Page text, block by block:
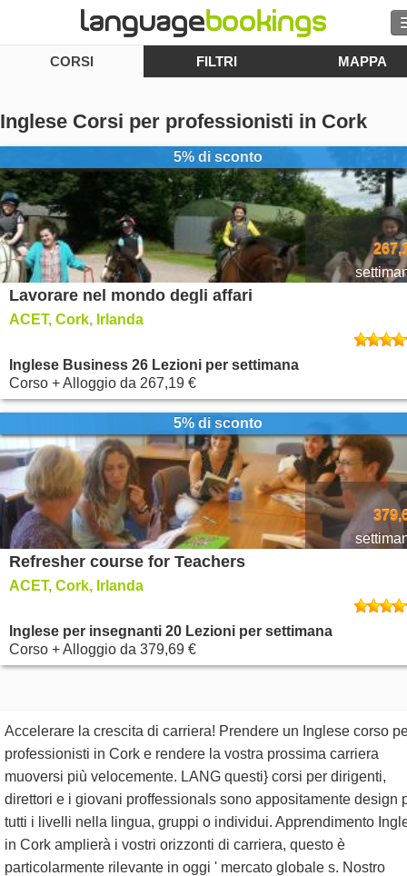
Cerca
SFOGLIARE
Entra
Aiuto
Valuta €
CORSI FILTRI MAPPA
Inglese Corsi per professionisti in Cork
5% di sconto
Lavorare nel mondo degli affari
ACET, Cork, Irlanda
Inglese Business 26 Lezioni per settimana
Corso + Alloggio da 267,19 €
5% di sconto
Refresher course for Teachers
ACET, Cork, Irlanda
Inglese per insegnanti 20 Lezioni per settimana
Corso + Alloggio da 379,69 €
Accelerare la crescita di carriera! Prendere un Inglese corso
professionisti in Cork e rendere la vostra prossima carriera
muoversi più velocemente. LANG questi} corsi per dirigenti,
direttori e i giovani proffessionals sono appositamente design
tutti i livelli nella lingua, gruppi o individui. Apprendimento
in Cork amplierà i vostri orizzonti di carriera, questo è
particolarmente rilevante in oggi ' mercato globale s. Nostro